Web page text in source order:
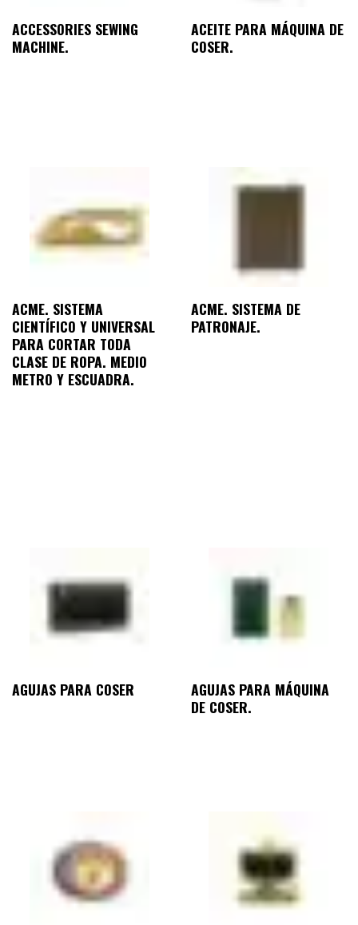
ACCESSORIES SEWING
MACHINE.
ACEITE PARA MÁQUINA DE
COSER.
ACME. SISTEMA
CIENTÍFICO Y UNIVERSAL
PARA CORTAR TODA
CLASE DE ROPA. MEDIO
METRO Y ESCUADRA.
ACME. SISTEMA DE
PATRONAJE.
AGUJAS PARA COSER
AGUJAS PARA MÁQUINA
DE COSER.